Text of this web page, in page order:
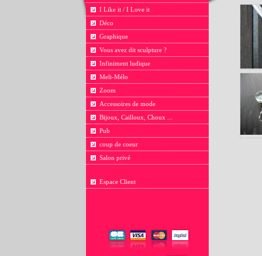
I Like it / I Love it
Déco
Graphique
Vous avez dit sculpture ?
Infiniment ludique
Meli-Mélo
Zoom
Accessoires de mode
Bijoux, Cailloux, Choux ...
Pub
coup de coeur
Salon privé
Espace Client